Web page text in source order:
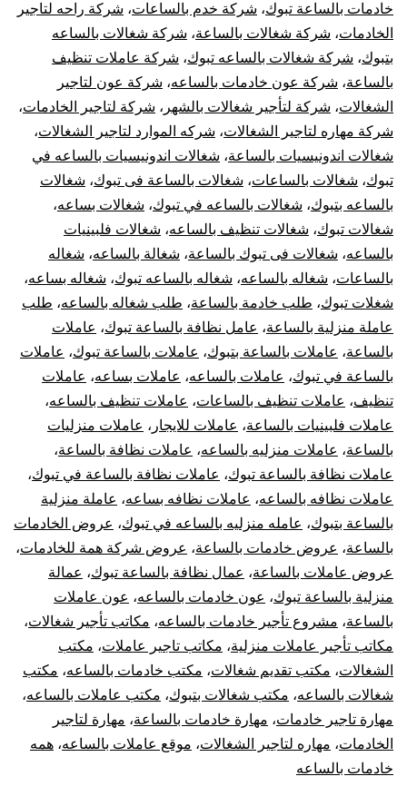
خادمات بالساعة تبوك، شركة خدم بالساعات، شركة راحه لتاجير
الخادمات، شركة شغالات بالساعة، شركة شغالات بالساعه
بتبوك، شركة شغالات بالساعه تبوك، شركة عاملات تنظيف
بالساعة، شركة عون خادمات بالساعه، شركة عون لتاجير
الشغالات، شركة لتأجير شغالات بالشهر ، شركة لتاجير الخادمات،
شركة مهاره لتاجير الشغالات، شركه الموارد لتاجير الشغالات،
شغالات اندونيسيات بالساعة، شغالات اندونيسيات بالساعه في
تبوك، شغالات بالساعات، شغالات بالساعة فى تبوك، شغالات
بالساعه بتبوك، شغالات بالساعه في تبوك، شغالات بساعه،
شغالات تبوك، شغالات تنظيف بالساعه، شغالات فلبينيات
بالساعه، شغالات فى تبوك بالساعة، شغالة بالساعه، شغاله
بالساعات، شغاله بالساعه، شغاله بالساعه تبوك، شغاله بساعه،
شغلات تبوك، طلب خادمة بالساعة، طلب شغاله بالساعه، طلب
عاملة منزلية بالساعة، عامل نظافة بالساعة تبوك، عاملات
بالساعة، عاملات بالساعة بتبوك، عاملات بالساعة تبوك، عاملات
بالساعة في تبوك، عاملات بالساعه، عاملات بساعه، عاملات
تنظيف، عاملات تنظيف بالساعات، عاملات تنظيف بالساعه،
عاملات فلبينيات بالساعة، عاملات للايجار ، عاملات منزليات
بالساعة، عاملات منزليه بالساعه، عاملات نظافة بالساعة،
عاملات نظافة بالساعة تبوك، عاملات نظافة بالساعة في تبوك،
عاملات نظافه بالساعه، عاملات نظافه بساعه، عاملة منزلية
بالساعة بتبوك، عامله منزليه بالساعه في تبوك، عروض الخادمات
بالساعة، عروض خادمات بالساعة، عروض شركة همة للخادمات،
عروض عاملات بالساعة، عمال نظافة بالساعة تبوك، عمالة
منزلية بالساعة تبوك، عون خادمات بالساعه، عون عاملات
بالساعة، مشروع تأجير خادمات بالساعه، مكاتب تأجير شغالات،
مكاتب تأجير عاملات منزلية، مكاتب تاجير عاملات، مكتب
الشغالات، مكتب تقديم شغالات، مكتب خادمات بالساعه، مكتب
شغالات بالساعه، مكتب شغالات بتبوك، مكتب عاملات بالساعه،
مهارة تاجير خادمات، مهارة خادمات بالساعة، مهارة لتاجير
الخادمات، مهاره لتاجير الشغالات، موقع عاملات بالساعه، همه
خادمات بالساعه